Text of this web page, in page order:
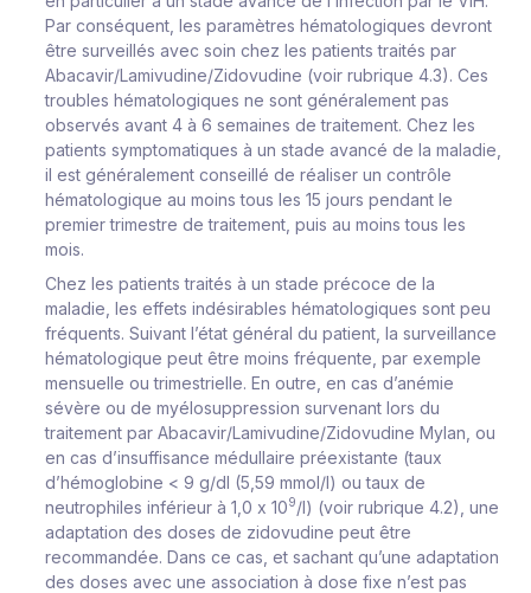
Par conséquent, les paramètres hématologiques devront
être surveillés avec soin chez les patients traités par
Abacavir/Lamivudine/Zidovudine (voir rubrique 4.3). Ces
troubles hématologiques ne sont généralement pas
observés avant 4 à 6 semaines de traitement. Chez les
patients symptomatiques à un stade avancé de la maladie,
il est généralement conseillé de réaliser un contrôle
hématologique au moins tous les 15 jours pendant le
premier trimestre de traitement, puis au moins tous les
mois.
Chez les patients traités à un stade précoce de la
maladie, les effets indésirables hématologiques sont peu
fréquents. Suivant l’état général du patient, la surveillance
hématologique peut être moins fréquente, par exemple
mensuelle ou trimestrielle. En outre, en cas d’anémie
sévère ou de myélosuppression survenant lors du
traitement par Abacavir/Lamivudine/Zidovudine Mylan, ou
en cas d’insuffisance médullaire préexistante (taux
d’hémoglobine < 9 g/dl (5,59 mmol/l) ou taux de
neutrophiles inférieur à 1,0 x 109/l) (voir rubrique 4.2), une
adaptation des doses de zidovudine peut être
recommandée. Dans ce cas, et sachant qu’une adaptation
des doses avec une association à dose fixe n’est pas